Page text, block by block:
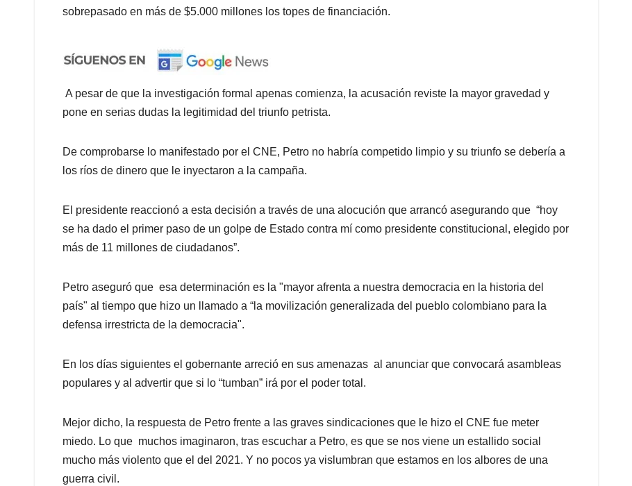
sobrepasado en más de $5.000 millones los topes de financiación.
A pesar de que la investigación formal apenas comienza, la acusación reviste la mayor gravedad y
pone en serias dudas la legitimidad del triunfo petrista.
De comprobarse lo manifestado por el CNE, Petro no habría competido limpio y su triunfo se debería a
los ríos de dinero que le inyectaron a la campaña.
El presidente reaccionó a esta decisión a través de una alocución que arrancó asegurando que “hoy
se ha dado el primer paso de un golpe de Estado contra mí como presidente constitucional, elegido por
más de 11 millones de ciudadanos”.
Petro aseguró que esa determinación es la "mayor afrenta a nuestra democracia en la historia del
país" al tiempo que hizo un llamado a “la movilización generalizada del pueblo colombiano para la
defensa irrestricta de la democracia".
En los días siguientes el gobernante arreció en sus amenazas al anunciar que convocará asambleas
populares y al advertir que si lo “tumban” irá por el poder total.
Mejor dicho, la respuesta de Petro frente a las graves sindicaciones que le hizo el CNE fue meter
miedo. Lo que muchos imaginaron, tras escuchar a Petro, es que se nos viene un estallido social
mucho más violento que el del 2021. Y no pocos ya vislumbran que estamos en los albores de una
guerra civil.